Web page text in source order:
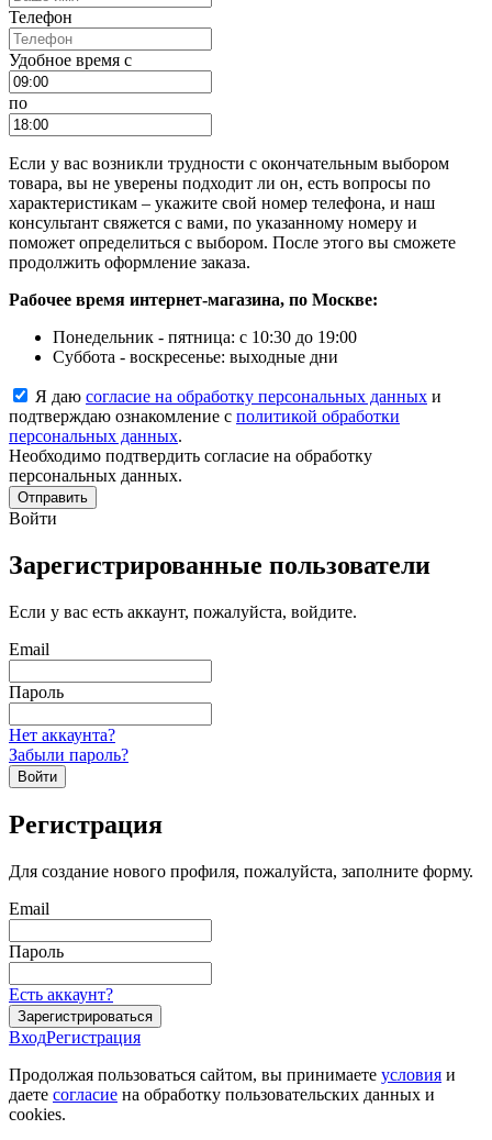
Телефон
Удобное время c
по
Если у вас возникли трудности с окончательным выбором
товара, вы не уверены подходит ли он, есть вопросы по
характеристикам – укажите свой номер телефона, и наш
консультант свяжется с вами, по указанному номеру и
поможет определиться с выбором. После этого вы сможете
продолжить оформление заказа.
Рабочее время интернет-магазина, по Москве:
Понедельник - пятница: с 10:30 до 19:00
Суббота - воскресенье: выходные дни
Я даю согласие на обработку персональных данных и
подтверждаю ознакомление с политикой обработки
персональных данных.
Необходимо подтвердить согласие на обработку
персональных данных.
Отправить
Войти
Зарегистрированные пользователи
Если у вас есть аккаунт, пожалуйста, войдите.
Email
Пароль
Нет аккаунта?
Забыли пароль?
Войти
Регистрация
Для создание нового профиля, пожалуйста, заполните форму.
Email
Пароль
Есть аккаунт?
Зарегистрироваться
ВходРегистрация
Продолжая пользоваться сайтом, вы принимаете условия и
даете согласие на обработку пользовательских данных и
cookies.